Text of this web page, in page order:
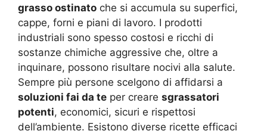
grasso ostinato che si accumula su superfici,
cappe, forni e piani di lavoro. I prodotti
industriali sono spesso costosi e ricchi di
sostanze chimiche aggressive che, oltre a
inquinare, possono risultare nocivi alla salute.
Sempre più persone scelgono di affidarsi a
soluzioni fai da te per creare sgrassatori
potenti, economici, sicuri e rispettosi
dell’ambiente. Esistono diverse ricette efficaci